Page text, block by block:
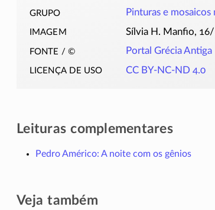
grupo Pinturas e mosaicos
imagem Sílvia H. Manfio,
fonte / © Portal Grécia Antiga
licença de uso CC BY-NC-ND 4.0
Leituras complementares
Pedro Américo: A noite com os gênios
Veja também